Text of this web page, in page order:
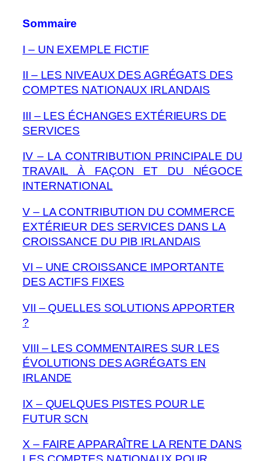
Sommaire
I – UN EXEMPLE FICTIF
II – LES NIVEAUX DES AGRÉGATS DES
COMPTES NATIONAUX IRLANDAIS
III – LES ÉCHANGES EXTÉRIEURS DE
SERVICES
IV – LA CONTRIBUTION PRINCIPALE DU
TRAVAIL À FAÇON ET DU NÉGOCE
INTERNATIONAL
V – LA CONTRIBUTION DU COMMERCE
EXTÉRIEUR DES SERVICES DANS LA
CROISSANCE DU PIB IRLANDAIS
VI – UNE CROISSANCE IMPORTANTE
DES ACTIFS FIXES
VII – QUELLES SOLUTIONS APPORTER
?
VIII – LES COMMENTAIRES SUR LES
ÉVOLUTIONS DES AGRÉGATS EN
IRLANDE
IX – QUELQUES PISTES POUR LE
FUTUR SCN
X – FAIRE APPARAÎTRE LA RENTE DANS